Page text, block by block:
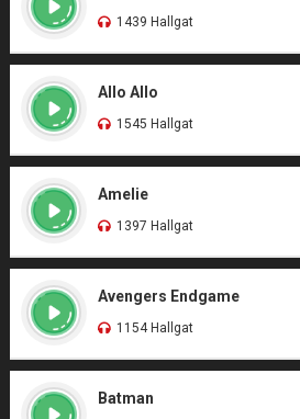
1439 Hallgat
Allo Allo
1545 Hallgat
Amelie
1397 Hallgat
Avengers Endgame
1154 Hallgat
Batman